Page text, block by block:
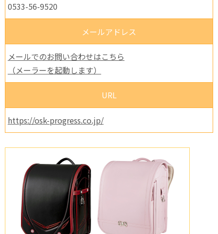
0533-56-9520
メールアドレス
メールでのお問い合わせはこちら
（メーラーを起動します）
URL
https://osk-progress.co.jp/